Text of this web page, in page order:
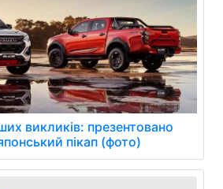
викликів: презентовано
пікап (фото)